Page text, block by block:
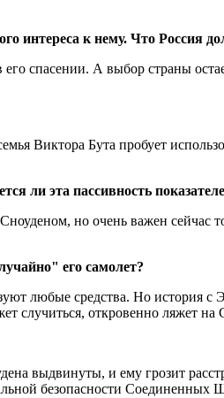
интереса к нему. Что Россия
спасении. А выбор страны
Виктора Бута пробует
ли эта пассивность
но очень важен
его самолет?
любые средства. Но история
случиться, откровенно ляжет
выдвинуты, и ему грозит
безопасности Соединенных